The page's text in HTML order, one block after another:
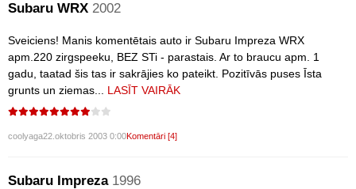
Subaru WRX 2002
Sveiciens! Manis komentētais auto ir Subaru Impreza WRX
apm.220 zirgspeeku, BEZ STi - parastais. Ar to braucu apm. 1
gadu, taatad šis tas ir sakrājies ko pateikt. Pozitīvās puses Īsta
grunts un ziemas... LASĪT VAIRĀK
coolyaga22.oktobris 2003 0:00Komentāri [4]
Subaru Impreza 1996